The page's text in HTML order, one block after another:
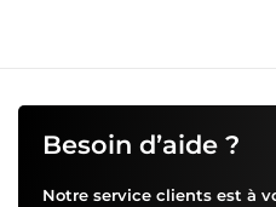
Besoin d’aide ?
Notre service clients est à